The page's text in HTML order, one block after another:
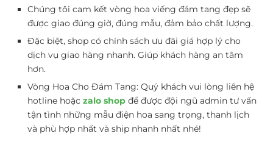
Chúng tôi cam kết vòng hoa viếng đám tang đẹp sẽ
được giao đúng giờ, đúng mẫu, đảm bảo chất lượng.
Đặc biệt, shop có chính sách ưu đãi giá hợp lý cho
dịch vụ giao hàng nhanh. Giúp khách hàng an tâm
hơn.
Vòng Hoa Cho Đám Tang: Quý khách vui lòng liên hệ
hotline hoặc zalo shop để được đội ngũ admin tư vấn
tận tình những mẫu điện hoa sang trọng, thanh lịch
và phù hợp nhất và ship nhanh nhất nhé!